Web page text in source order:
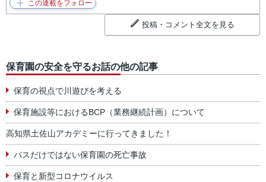
投稿・コメント全文を見る
保育園の安全を守るお話の他の記事
保育の視点で川遊びを考える
保育施設等におけるBCP（業務継続計画）について
高知県土佐山アカデミーに行ってきました！
バスだけではない保育園の死亡事故
保育と新型コロナウイルス